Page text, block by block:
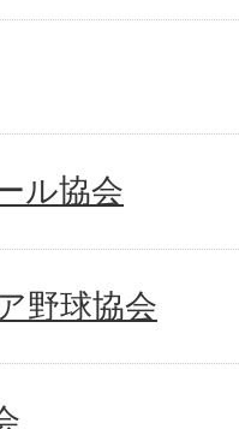
ル協会
野球協会